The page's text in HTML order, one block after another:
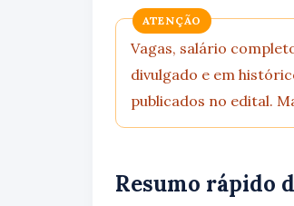
ATENÇÃO
Vagas, salário
divulgado e em
publicados no edital.
Resumo rápido